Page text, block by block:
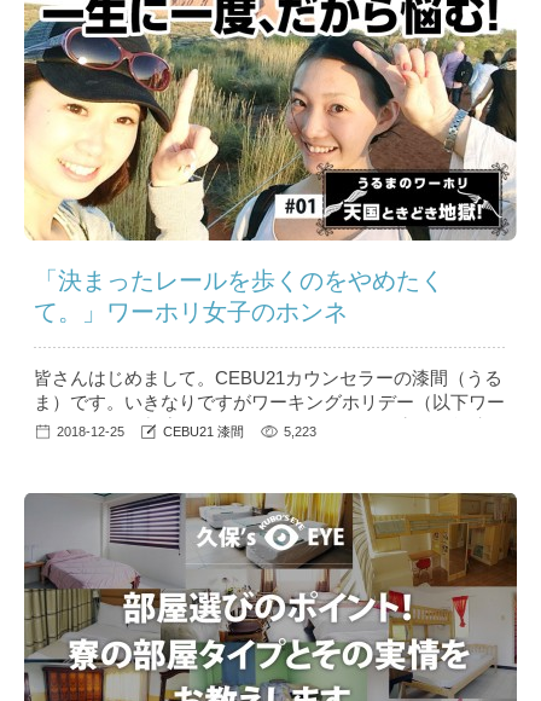
て、そんな私ですがTARGETに留学して、はや2週...
「決まったレールを歩くのをやめたく
て。」ワーホリ女子のホンネ
皆さんはじめまして。CEBU21カウンセラーの漆間（うる
ま）です。いきなりですがワーキングホリデー（以下ワー
ホリ）という制度をご存知でしょうか？海外生活に興味の
バリ仕事をしていた24歳の時、オーストラリアで1年間海
外生活を実現させました。そんな私が経験したワーホリの
良かった...
2018-12-25 CEBU21 漆間 5,223